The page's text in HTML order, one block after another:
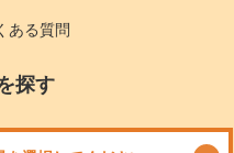
ある質問
探す